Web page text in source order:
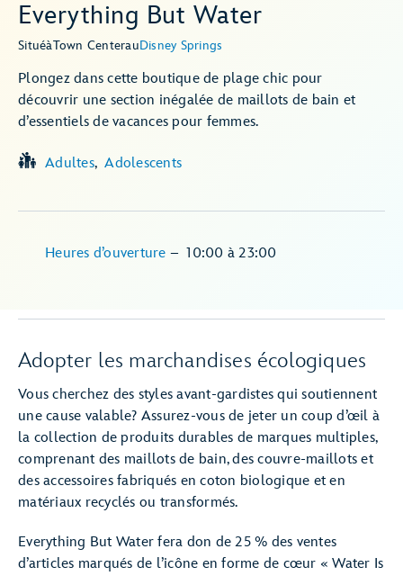
Everything But Water
SituéàTown CenterauDisney Springs
Plongez dans cette boutique de plage chic pour
découvrir une section inégalée de maillots de bain et
d’essentiels de vacances pour femmes.
Adultes Adolescents
Heures d’ouverture –10:00 à 23:00
Adopter les marchandises écologiques
Vous cherchez des styles avant-gardistes qui soutiennent
une cause valable? Assurez-vous de jeter un coup d’œil à
la collection de produits durables de marques multiples,
comprenant des maillots de bain, des couvre-maillots et
des accessoires fabriqués en coton biologique et en
matériaux recyclés ou transformés.
Everything But Water fera don de 25 % des ventes
d’articles marqués de l’icône en forme de cœur « Water Is